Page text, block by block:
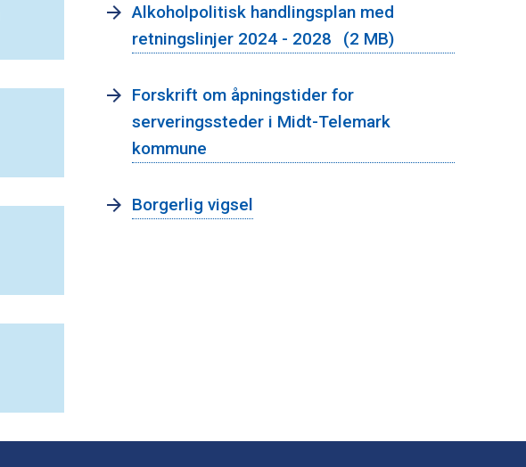
Bevilling
Arrangement
Alkoholpolitisk handlingsplan med
retningslinjer 2024 - 2028
(2 MB)
Forskrift om åpningstider for
serveringssteder i Midt-Telemark
kommune
Borgerlig vigsel